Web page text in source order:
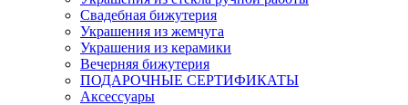
Свадебная бижутерия
Украшения из жемчуга
Украшения из керамики
Вечерняя бижутерия
ПОДАРОЧНЫЕ СЕРТИФИКАТЫ
Аксессуары